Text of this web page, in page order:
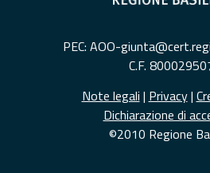
PEC: AOO-
C.F.
Note legali | Privacy|
Dichiarazione di
©2010 Regione